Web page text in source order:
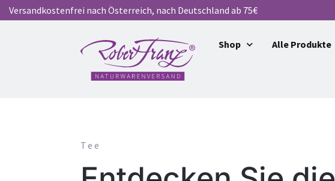
Versandkostenfrei nach Österreich, nach Deutschland ab 75€
Shop Alle Produkte
Tee